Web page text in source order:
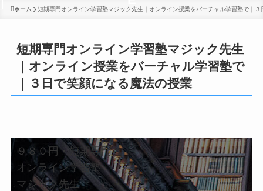
ホーム 短期専門オンライン学習塾マジック先生｜オンライン授業をバーチャル学習塾で｜
短期専門オンライン学習塾マジック先生
｜オンライン授業をバーチャル学習塾で
｜３日で笑顔になる魔法の授業
９８０円・短期専門
オンライン学習塾
マジック先生